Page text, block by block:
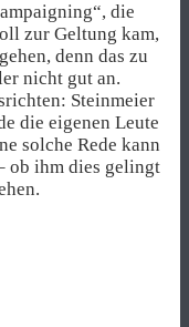
die
zur Geltung kam,
denn das zu
nicht gut an.
Steinmeier
die eigenen Leute
solche Rede kann
ob ihm dies gelingt